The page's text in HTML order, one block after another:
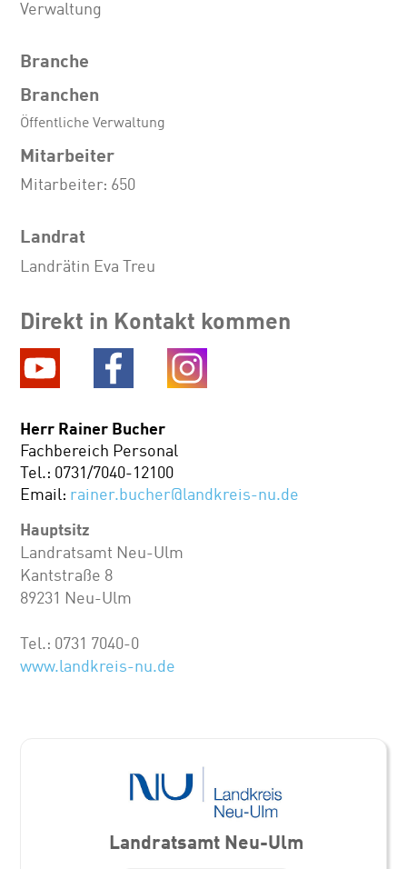
Verwaltung
Branche
Branchen
Öffentliche Verwaltung
Mitarbeiter
Mitarbeiter: 650
Landrat
Landrätin Eva Treu
Direkt in Kontakt kommen
Herr Rainer Bucher
Fachbereich Personal
Tel.: 0731/7040-12100
Email: rainer.bucher@landkreis-nu.de
Hauptsitz
Landratsamt Neu-Ulm
Kantstraße 8
89231 Neu-Ulm
Tel.: 0731 7040-0
www.landkreis-nu.de
Landratsamt Neu-Ulm